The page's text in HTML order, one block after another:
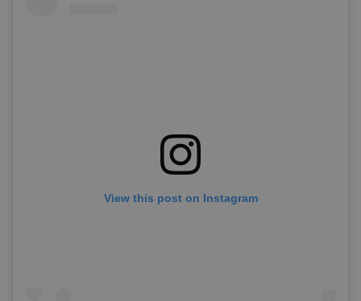
View this post on Instagram